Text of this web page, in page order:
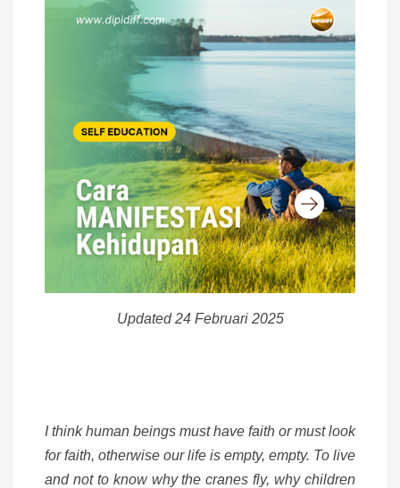
Updated 24 Februari 2025
I think human beings must have faith or must look
for faith, otherwise our life is empty, empty. To live
and not to know why the cranes fly, why children